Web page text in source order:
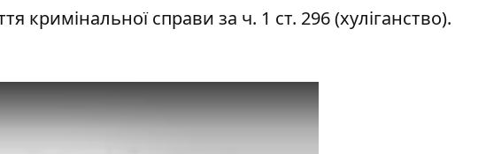
кримінальної справи за ч. 1 ст. 296 (хуліганство).